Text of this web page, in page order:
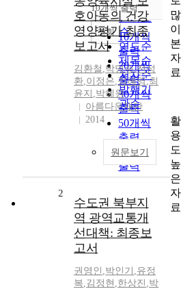
순
인기도
순
연도순
제목순
저자순
발행기
관순
내림차순
10개씩 출력
10개씩
출력
20개씩
출력
30개씩
출력
50개씩
출력
100개씩
출력
조회
호아동의 건강
영양평가 최종
보고서
김환철 ,박명숙,전성
환,이정은,정혜영,최
윤지 ,박혜원
아름다운재단
2014
원문보기
2
수도권 북부지
역 광역교통개
선대책: 최종보
고서
권영인 ,박인기 ,유정
복,김정현 ,한상진 ,박
많
이
본
자
료
활
용
도
높
은
자
료